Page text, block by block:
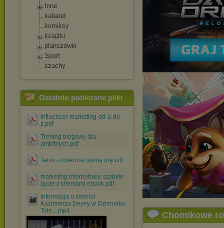
Inne
kabaret
komiksy
książki
planszówki
Sport
szachy
Ostatnio pobierane pliki
influencer-marketing-od-a-do-
z.pdf
Trening biegowy dla
ambitnych.pdf
Tenis - doskonal swoją grę.pdf
marketing internetowy. szybkie
łącze z klientami ebook.pdf
Informacja o śmierci
Kazimierza Deyny w Dzienniku
Tele....mp4
Chomikowe